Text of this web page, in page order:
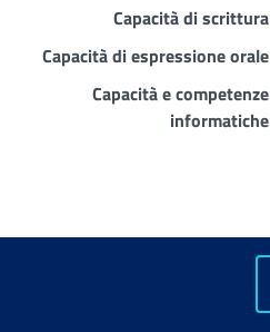
Capacità di scrittura
Capacità di espressione orale
Capacità e competenze
informatiche